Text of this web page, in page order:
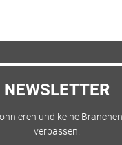
NEWSLETTER
und keine
verpassen.